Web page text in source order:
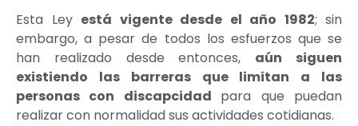
Esta Ley está vigente desde el año 1982; sin
embargo, a pesar de todos los esfuerzos que se
han realizado desde entonces, aún siguen
existiendo las barreras que limitan a las
personas con discapcidad para que puedan
realizar con normalidad sus actividades cotidianas.